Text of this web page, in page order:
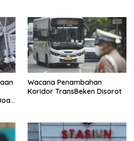
Wacana Penambahan
Koridor TransBeken Disorot